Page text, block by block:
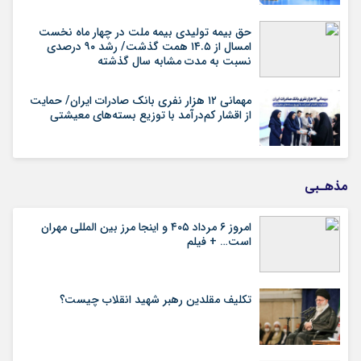
حق بیمه تولیدی بیمه ملت در چهار ماه نخست
امسال از ۱۴.۵ همت گذشت/ رشد ۹۰ درصدی
نسبت به مدت مشابه سال گذشته
مهمانی ۱۲ هزار نفری بانک صادرات ایران/ حمایت
از اقشار کم‌درآمد با توزیع بسته‌های معیشتی
مذهـبی
امروز ۶ مرداد ۴۰۵ و اینجا مرز بین المللی مهران
است… + فیلم
تکلیف مقلدین رهبر شهید انقلاب چیست؟